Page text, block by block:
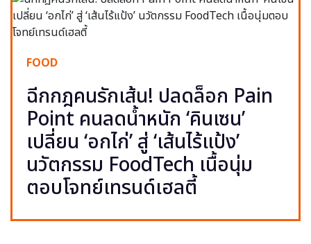
FOOD
ฉีกกฎคนรักเส้น! ปลดล็อก Pain
Point คนลดน้ำหนัก ‘คินเซน’
เปลี่ยน ‘อกไก่’ สู่ ‘เส้นไร้แป้ง’
นวัตกรรม FoodTech เนื้อนุ่ม
ตอบโจทย์เทรนด์เฮลตี้